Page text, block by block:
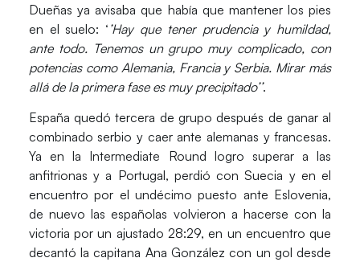
Dueñas ya avisaba que había que mantener los pies
en el suelo: ‘ ’Hay que tener prudencia y humildad,
ante todo. Tenemos un grupo muy complicado, con
potencias como Alemania, Francia y Serbia. Mirar más
allá de la primera fase es muy precipitado’’.
España quedó tercera de grupo después de ganar al
combinado serbio y caer ante alemanas y francesas.
Ya en la Intermediate Round logro superar a las
anfitrionas y a Portugal, perdió con Suecia y en el
encuentro por el undécimo puesto ante Eslovenia,
de nuevo las españolas volvieron a hacerse con la
victoria por un ajustado 28:29, en un encuentro que
decantó la capitana Ana González con un gol desde